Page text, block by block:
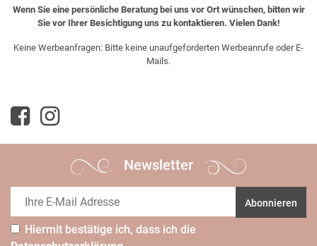
Wenn Sie eine persönliche Beratung bei uns vor Ort wünschen, bitten wir
Sie vor Ihrer Besichtigung uns zu kontaktieren. Vielen Dank!
Keine Werbeanfragen: Bitte keine unaufgeforderten Werbeanrufe oder E-
Mails.
Newsletter
Abonnieren
Hiermit bestätige ich, dass ich die